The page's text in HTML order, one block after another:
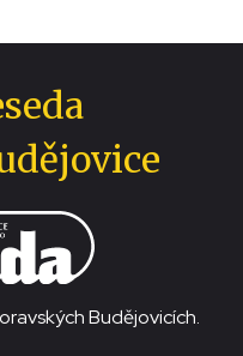
Budějovicích.